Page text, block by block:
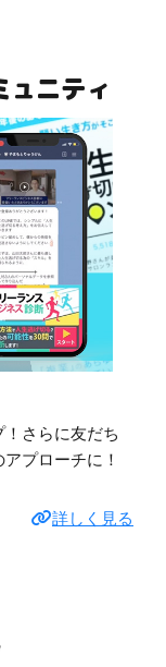
ュニティ
さらに友だち
プローチに！
詳しく見る